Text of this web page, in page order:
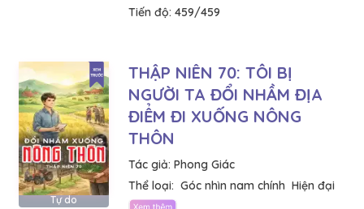
Tiến độ: 459/459
Tự do
THẬP NIÊN 70: TÔI BỊ
NGƯỜI TA ĐỔI NHẦM ĐỊA
ĐIỂM ĐI XUỐNG NÔNG
THÔN
Tác giả: Phong Giác
Thể loại: Góc nhìn nam chính Hiện đại